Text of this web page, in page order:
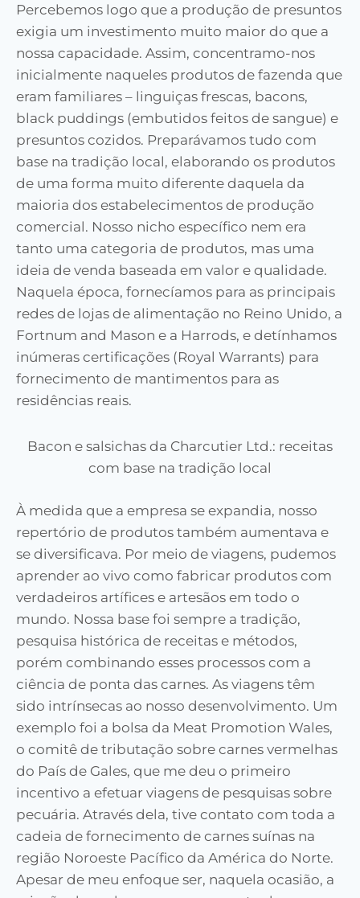
Percebemos logo que a produção de presuntos
exigia um investimento muito maior do que a
nossa capacidade. Assim, concentramo-nos
inicialmente naqueles produtos de fazenda que
eram familiares – linguiças frescas, bacons,
black puddings (embutidos feitos de sangue) e
presuntos cozidos. Preparávamos tudo com
base na tradição local, elaborando os produtos
de uma forma muito diferente daquela da
maioria dos estabelecimentos de produção
comercial. Nosso nicho específico nem era
tanto uma categoria de produtos, mas uma
ideia de venda baseada em valor e qualidade.
Naquela época, fornecíamos para as principais
redes de lojas de alimentação no Reino Unido, a
Fortnum and Mason e a Harrods, e detínhamos
inúmeras certificações (Royal Warrants) para
fornecimento de mantimentos para as
residências reais.
Bacon e salsichas da Charcutier Ltd.: receitas
com base na tradição local
À medida que a empresa se expandia, nosso
repertório de produtos também aumentava e
se diversificava. Por meio de viagens, pudemos
aprender ao vivo como fabricar produtos com
verdadeiros artífices e artesãos em todo o
mundo. Nossa base foi sempre a tradição,
pesquisa histórica de receitas e métodos,
porém combinando esses processos com a
ciência de ponta das carnes. As viagens têm
sido intrínsecas ao nosso desenvolvimento. Um
exemplo foi a bolsa da Meat Promotion Wales,
o comitê de tributação sobre carnes vermelhas
do País de Gales, que me deu o primeiro
incentivo a efetuar viagens de pesquisas sobre
pecuária. Através dela, tive contato com toda a
cadeia de fornecimento de carnes suínas na
região Noroeste Pacífico da América do Norte.
Apesar de meu enfoque ser, naquela ocasião, a